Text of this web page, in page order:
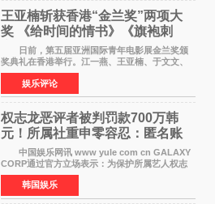
王亚楠斩获香港“金兰奖”两项大
奖 《给时间的情书》《旗袍刺
客》双双获肯定
日前，第五届亚洲国际青年电影展金兰奖颁
奖典礼在香港举行。江一燕、王亚楠、于文文、
李东学等知名演员出席活动。著名演员、导演王
亚楠凭借音乐故事片《给时间的情书》和院线电
影《旗袍刺客》
娱乐评论
权志龙恶评者被判罚款700万韩
元！所属社重申零容忍：匿名账
号也难逃刑责
中国娱乐网讯 www yule com cn GALAXY
CORP通过官方立场表示：为保护所属艺人权志
龙的名誉和权益，将持续对网络上发生的名誉损
害、散布虚假事实、侮辱、恶意诽谤等行为采取
法律应对措施。
韩国娱乐